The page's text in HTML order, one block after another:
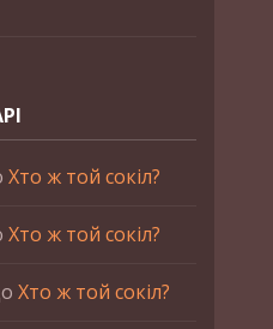
Хто ж той сокіл?
Хто ж той сокіл?
Хто ж той сокіл?